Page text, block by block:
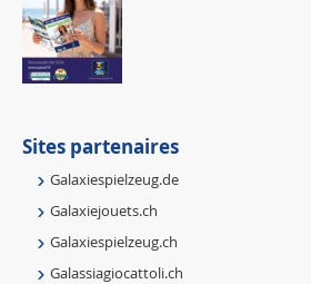
Sites partenaires
Galaxiespielzeug.de
Galaxiejouets.ch
Galaxiespielzeug.ch
Galassiagiocattoli.ch